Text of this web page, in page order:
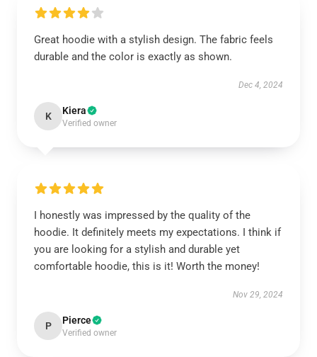
Great hoodie with a stylish design. The fabric feels
durable and the color is exactly as shown.
Dec 4, 2024
K Kiera
Verified owner
I honestly was impressed by the quality of the
hoodie. It definitely meets my expectations. I think if
you are looking for a stylish and durable yet
comfortable hoodie, this is it! Worth the money!
Nov 29, 2024
P Pierce
Verified owner